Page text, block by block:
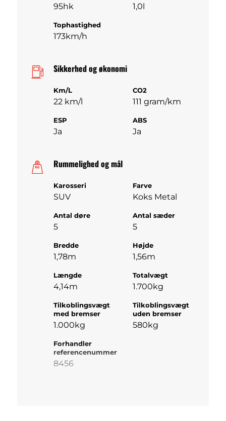
95hk 1,0l
Tophastighed
173km/h
Sikkerhed og økonomi
Km/L
22 km/l
CO2
111 gram/km
ESP
Ja
ABS
Ja
Rummelighed og mål
Karosseri
SUV
Farve
Koks Metal
Antal døre
5
Antal sæder
5
Bredde
1,78m
Højde
1,56m
Længde
4,14m
Totalvægt
1.700kg
Tilkoblingsvægt
med bremser
1.000kg
Tilkoblingsvægt
uden bremser
580kg
Forhandler
referencenummer
8456